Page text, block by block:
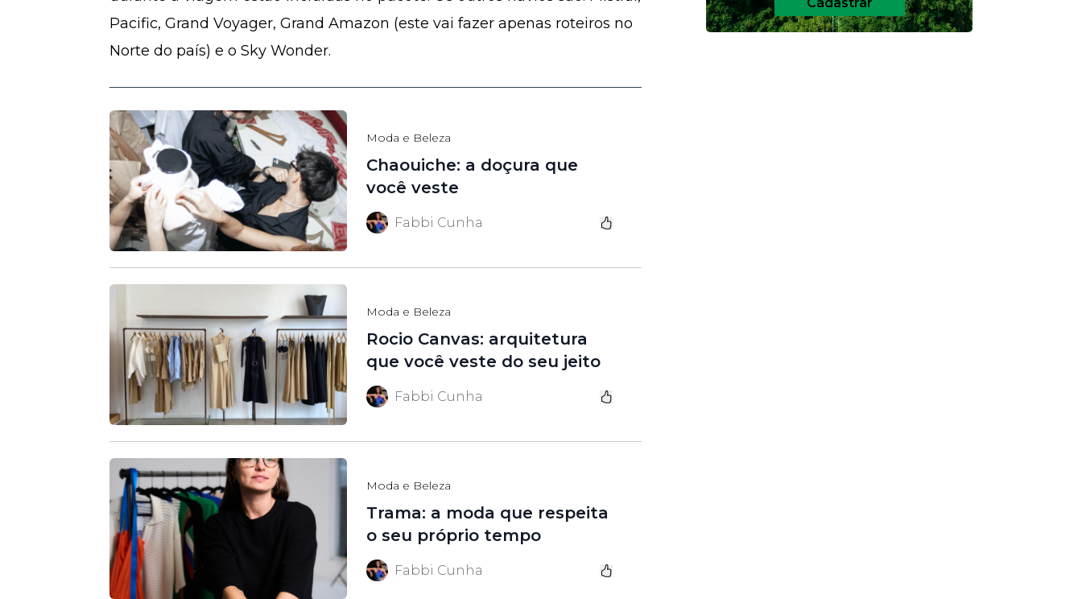
Pacific, Grand Voyager, Grand Amazon (este vai fazer apenas roteiros no
Norte do país) e o Sky Wonder.
Moda e Beleza
Chaouiche: a doçura que
você veste
Fabbi Cunha
Moda e Beleza
Rocio Canvas: arquitetura
que você veste do seu jeito
Fabbi Cunha
Moda e Beleza
Trama: a moda que respeita
o seu próprio tempo
Fabbi Cunha